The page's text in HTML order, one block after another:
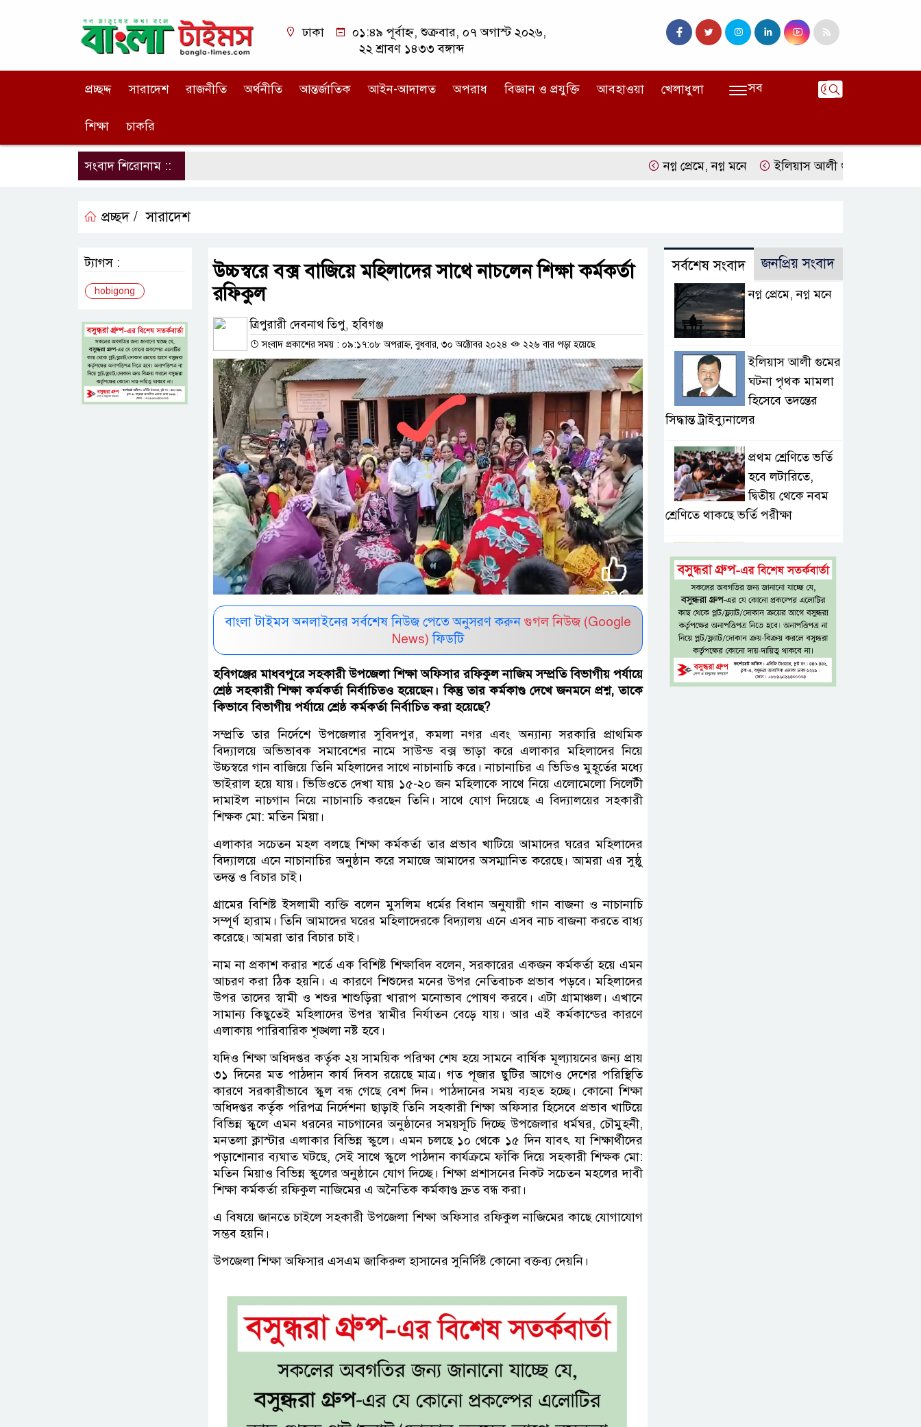
ঢাকা
০১:৪৯ পূর্বাহ্ন, শুক্রবার, ০৭ অগাস্ট ২০২৬,
২২ শ্রাবণ ১৪৩৩ বঙ্গাব্দ
প্রচ্ছদ্দ সারাদেশ রাজনীতি অর্থনীতি আন্তর্জাতিক আইন-আদালত অপরাধ বিজ্ঞান ও প্রযুক্তি আবহাওয়া খেলাধুলা
শিক্ষা চাকরি
সব
সংবাদ শিরোনাম :: নগ্ন প্রেমে, নগ্ন মনে ইলিয়াস আলী গুমের ঘটনা পৃথক মামলা
প্রচ্ছদ / সারাদেশ
উচ্চস্বরে বক্স বাজিয়ে মহিলাদের সাথে নাচলেন শিক্ষা কর্মকর্তা
রফিকুল
ত্রিপুরারী দেবনাথ তিপু, হবিগঞ্জ
সংবাদ প্রকাশের সময় : ০৯:১৭:০৮ অপরাহ্ন, বুধবার, ৩০ অক্টোবর ২০২৪ ২২৬ বার পড়া হয়েছে
বাংলা টাইমস অনলাইনের সর্বশেষ নিউজ পেতে অনুসরণ করুন গুগল নিউজ (Google
News) ফিডটি
হবিগঞ্জের মাধবপুরে সহকারী উপজেলা শিক্ষা অফিসার রফিকুল নাজিম সম্প্রতি বিভাগীয় পর্যায়ে
শ্রেষ্ঠ সহকারী শিক্ষা কর্মকর্তা নির্বাচিতও হয়েছেন। কিন্তু তার কর্মকাণ্ড দেখে জনমনে প্রশ্ন, তাকে
কিভাবে বিভাগীয় পর্যায়ে শ্রেষ্ঠ কর্মকর্তা নির্বাচিত করা হয়েছে?
সম্প্রতি তার নির্দেশে উপজেলার সুবিদপুর, কমলা নগর এবং অন্যান্য সরকারি প্রাথমিক
বিদ্যালয়ে অভিভাবক সমাবেশের নামে সাউন্ড বক্স ভাড়া করে এলাকার মহিলাদের নিয়ে
উচ্চস্বরে গান বাজিয়ে তিনি মহিলাদের সাথে নাচানাচি করে। নাচানাচির এ ভিডিও মুহূর্তের মধ্যে
ভাইরাল হয়ে যায়। ভিডিওতে দেখা যায় ১৫-২০ জন মহিলাকে সাথে নিয়ে এলোমেলো সিলেটী
দামাইল নাচগান নিয়ে নাচানাচি করছেন তিনি। সাথে যোগ দিয়েছে এ বিদ্যালয়ের সহকারী
শিক্ষক মো: মতিন মিয়া।
এলাকার সচেতন মহল বলছে শিক্ষা কর্মকর্তা তার প্রভাব খাটিয়ে আমাদের ঘরের মহিলাদের
বিদ্যালয়ে এনে নাচানাচির অনুষ্ঠান করে সমাজে আমাদের অসম্মানিত করেছে। আমরা এর সুষ্ঠু
তদন্ত ও বিচার চাই।
গ্রামের বিশিষ্ট ইসলামী ব্যক্তি বলেন মুসলিম ধর্মের বিধান অনুযায়ী গান বাজনা ও নাচানাচি
সম্পূর্ণ হারাম। তিনি আমাদের ঘরের মহিলাদেরকে বিদ্যালয় এনে এসব নাচ বাজনা করতে বাধ্য
করেছে। আমরা তার বিচার চাই।
নাম না প্রকাশ করার শর্তে এক বিশিষ্ট শিক্ষাবিদ বলেন, সরকারের একজন কর্মকর্তা হয়ে এমন
আচরণ করা ঠিক হয়নি। এ কারণে শিশুদের মনের উপর নেতিবাচক প্রভাব পড়বে। মহিলাদের
উপর তাদের স্বামী ও শশুর শাশুড়িরা খারাপ মনোভাব পোষণ করবে। এটা গ্রামাঞ্চল। এখানে
সামান্য কিছুতেই মহিলাদের উপর স্বামীর নির্যাতন বেড়ে যায়। আর এই কর্মকান্ডের কারণে
এলাকায় পারিবারিক শৃঙ্খলা নষ্ট হবে।
যদিও শিক্ষা অধিদপ্তর কর্তৃক ২য় সাময়িক পরিক্ষা শেষ হয়ে সামনে বার্ষিক মূল্যায়নের জন্য প্রায়
৩১ দিনের মত পাঠদান কার্য দিবস রয়েছে মাত্র। গত পূজার ছুটির আগেও দেশের পরিস্থিতি
কারণে সরকারীভাবে স্কুল বন্ধ গেছে বেশ দিন। পাঠদানের সময় ব্যহত হচ্ছে। কোনো শিক্ষা
অধিদপ্তর কর্তৃক পরিপত্র নির্দেশনা ছাড়াই তিনি সহকারী শিক্ষা অফিসার হিসেবে প্রভাব খাটিয়ে
বিভিন্ন স্কুলে এমন ধরনের নাচগানের অনুষ্ঠানের সময়সূচি দিচ্ছে উপজেলার ধর্মঘর, চৌমুহনী,
মনতলা ক্লাস্টার এলাকার বিভিন্ন স্কুলে। এমন চলছে ১০ থেকে ১৫ দিন যাবৎ যা শিক্ষার্থীদের
পড়াশোনার ব্যঘাত ঘটছে, সেই সাথে স্কুলে পাঠদান কার্যক্রমে ফাঁকি দিয়ে সহকারী শিক্ষক মো:
মতিন মিয়াও বিভিন্ন স্কুলের অনুষ্ঠানে যোগ দিচ্ছে। শিক্ষা প্রশাসনের নিকট সচেতন মহলের দাবী
শিক্ষা কর্মকর্তা রফিকুল নাজিমের এ অনৈতিক কর্মকাণ্ড দ্রুত বন্ধ করা।
এ বিষয়ে জানতে চাইলে সহকারী উপজেলা শিক্ষা অফিসার রফিকুল নাজিমের কাছে যোগাযোগ
সম্ভব হয়নি।
উপজেলা শিক্ষা অফিসার এসএম জাকিরুল হাসানের সুনির্দিষ্ট কোনো বক্তব্য দেয়নি।
ট্যাগস :
hobigong
সর্বশেষ সংবাদ জনপ্রিয় সংবাদ
নগ্ন প্রেমে, নগ্ন মনে
ইলিয়াস আলী গুমের
ঘটনা পৃথক মামলা
হিসেবে তদন্তের
সিদ্ধান্ত ট্রাইব্যুনালের
প্রথম শ্রেণিতে ভর্তি
হবে লটারিতে,
দ্বিতীয় থেকে নবম
শ্রেণিতে থাকছে ভর্তি পরীক্ষা
বৃদ্ধি প্রত্যাখ্যান,
নতুন মজুরি বোর্ড
গঠনের দাবি চা শ্রমিক ইউনিয়নের
টাঙ্গাইল জেলা
পরিষদের উদ্যোগে
২৩ লাখ টাকার